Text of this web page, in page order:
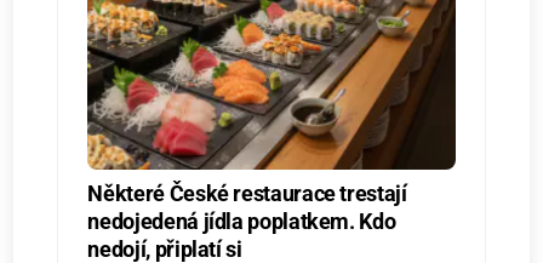
Některé České restaurace trestají
nedojedená jídla poplatkem. Kdo
nedojí, připlatí si